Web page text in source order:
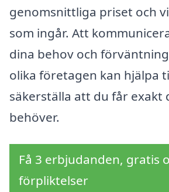
genomsnittliga priset och
som ingår. Att
dina behov och
olika företagen kan hjälpa
säkerställa att du får exakt
behöver.
Få 3 erbjudanden, gratis
förpliktelser